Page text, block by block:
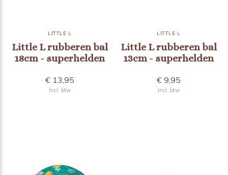
LITTLE L
Little L rubberen bal
18cm - superhelden
€ 13,95
Incl. btw
LITTLE L
Little L rubberen bal
13cm - superhelden
€ 9,95
Incl. btw